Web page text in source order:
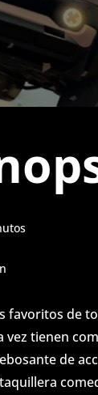
favoritos de
vez tienen
de